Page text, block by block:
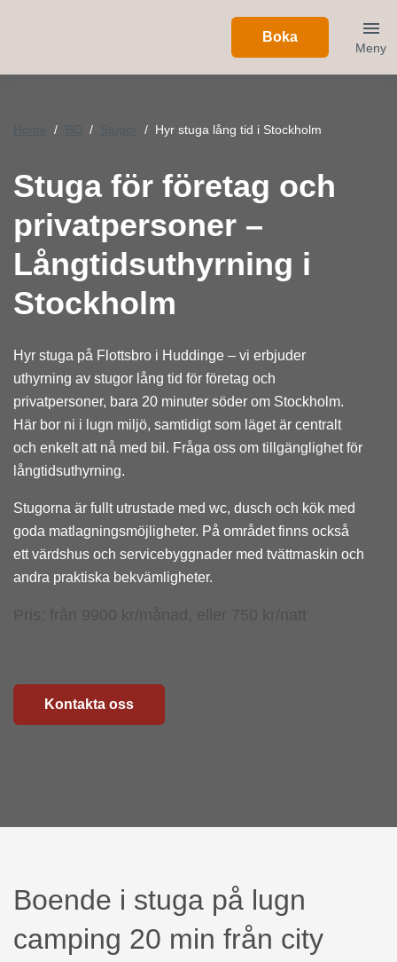
Boka
Meny
Home BO Stugor Hyr stuga lång tid i Stockholm
Stuga för företag och
privatpersoner –
Långtidsuthyrning i
Stockholm
Hyr stuga på Flottsbro i Huddinge – vi erbjuder
uthyrning av stugor lång tid för företag och
privatpersoner, bara 20 minuter söder om Stockholm.
Här bor ni i lugn miljö, samtidigt som läget är centralt
och enkelt att nå med bil. Fråga oss om tillgänglighet för
långtidsuthyrning.
Stugorna är fullt utrustade med wc, dusch och kök med
goda matlagningsmöjligheter. På området finns också
ett värdshus och servicebyggnader med tvättmaskin och
andra praktiska bekvämligheter.
Kontakta oss
Boende i stuga på lugn
camping 20 min från city